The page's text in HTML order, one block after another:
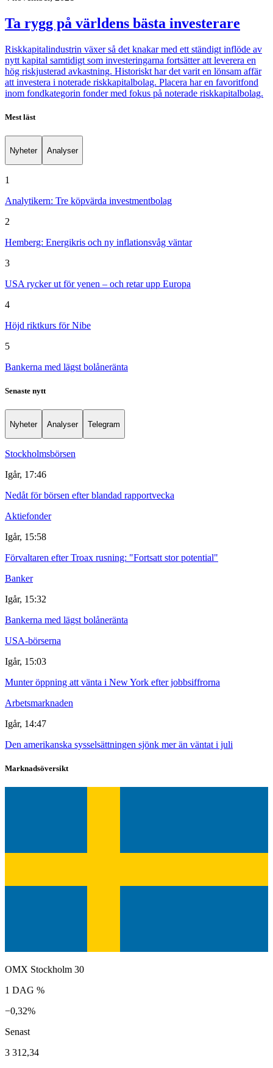
Ta rygg på världens bästa investerare
Riskkapitalindustrin växer så det knakar med ett ständigt inflöde av
nytt kapital samtidigt som investeringarna fortsätter att leverera en
hög riskjusterad avkastning. Historiskt har det varit en lönsam affär
att investera i noterade riskkapitalbolag. Placera har en favoritfond
inom fondkategorin fonder med fokus på noterade riskkapitalbolag.
Mest läst
Nyheter Analyser
1
Analytikern: Tre köpvärda investmentbolag
2
Hemberg: Energikris och ny inflationsvåg väntar
3
USA rycker ut för yenen – och retar upp Europa
4
Höjd riktkurs för Nibe
5
Bankerna med lägst bolåneränta
Senaste nytt
Nyheter Analyser Telegram
Stockholmsbörsen
Igår, 17:46
Nedåt för börsen efter blandad rapportvecka
Aktiefonder
Igår, 15:58
Förvaltaren efter Troax rusning: "Fortsatt stor potential"
Banker
Igår, 15:32
Bankerna med lägst bolåneränta
USA-börserna
Igår, 15:03
Munter öppning att vänta i New York efter jobbsiffrorna
Arbetsmarknaden
Igår, 14:47
Den amerikanska sysselsättningen sjönk mer än väntat i juli
Marknadsöversikt
OMX Stockholm 30
1 DAG %
−0,32%
Senast
3 312,34